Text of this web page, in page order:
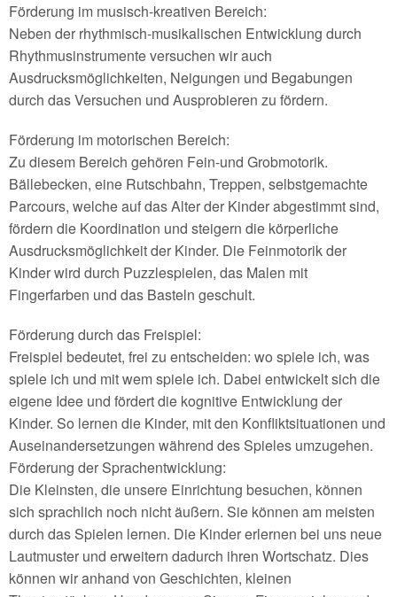
Förderung im musisch-kreativen Bereich:
Neben der rhythmisch-musikalischen Entwicklung durch
Rhythmusinstrumente versuchen wir auch
Ausdrucksmöglichkeiten, Neigungen und Begabungen
durch das Versuchen und Ausprobieren zu fördern.
Förderung im motorischen Bereich:
Zu diesem Bereich gehören Fein-und Grobmotorik.
Bällebecken, eine Rutschbahn, Treppen, selbstgemachte
Parcours, welche auf das Alter der Kinder abgestimmt sind,
fördern die Koordination und steigern die körperliche
Ausdrucksmöglichkeit der Kinder. Die Feinmotorik der
Kinder wird durch Puzzlespielen, das Malen mit
Fingerfarben und das Basteln geschult.
Förderung durch das Freispiel:
Freispiel bedeutet, frei zu entscheiden: wo spiele ich, was
spiele ich und mit wem spiele ich. Dabei entwickelt sich die
eigene Idee und fördert die kognitive Entwicklung der
Kinder. So lernen die Kinder, mit den Konfliktsituationen und
Auseinandersetzungen während des Spieles umzugehen.
Förderung der Sprachentwicklung:
Die Kleinsten, die unsere Einrichtung besuchen, können
sich sprachlich noch nicht äußern. Sie können am meisten
durch das Spielen lernen. Die Kinder erlernen bei uns neue
Lautmuster und erweitern dadurch ihren Wortschatz. Dies
können wir anhand von Geschichten, kleinen